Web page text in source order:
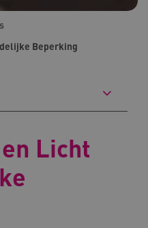
Beperking
Licht